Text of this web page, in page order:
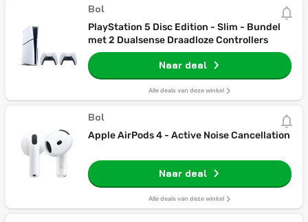
Bol
PlayStation 5 Disc Edition - Slim - Bundel
met 2 Dualsense Draadloze Controllers
Naar deal
Alle deals van deze winkel
Bol
Apple AirPods 4 - Active Noise Cancellation
Naar deal
Alle deals van deze winkel